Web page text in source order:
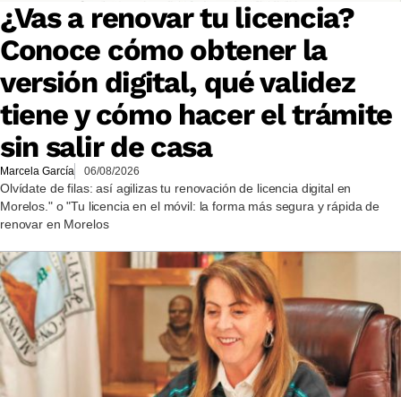
¿Vas a renovar tu licencia?
Conoce cómo obtener la
versión digital, qué validez
tiene y cómo hacer el trámite
sin salir de casa
Marcela García 06/08/2026
Olvídate de filas: así agilizas tu renovación de licencia digital en
Morelos." o "Tu licencia en el móvil: la forma más segura y rápida de
renovar en Morelos